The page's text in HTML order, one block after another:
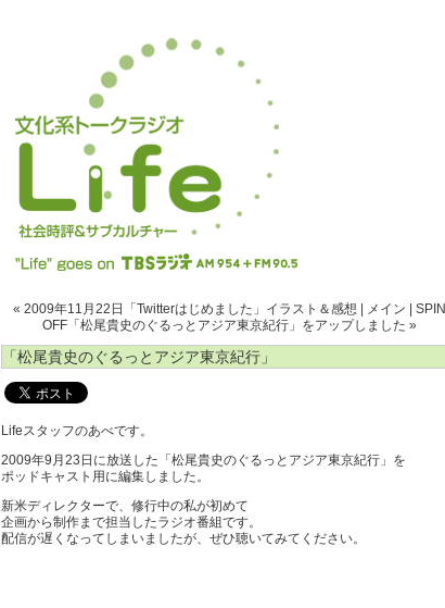
« 2009年11月22日「Twitterはじめました」イラスト＆感想 メイン
SPIN
OFF「松尾貴史のぐるっとアジア東京紀行」をアップしました »
「松尾貴史のぐるっとアジア東京紀行」
Lifeスタッフのあべです。
2009年9月23日に放送した「松尾貴史のぐるっとアジア東京紀行」を
ポッドキャスト用に編集しました。
新米ディレクターで、修行中の私が初めて
企画から制作まで担当したラジオ番組です。
配信が遅くなってしまいましたが、ぜひ聴いてみてください。